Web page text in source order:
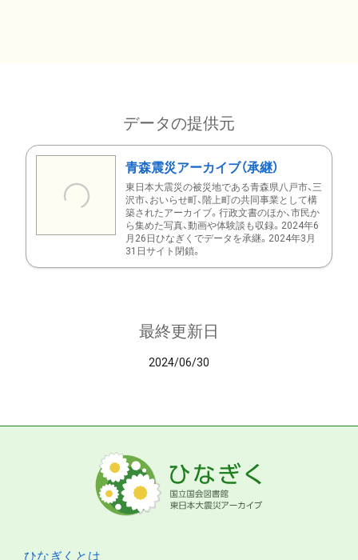
データの提供元
青森震災アーカイブ（承継）
東日本大震災の被災地である青森県八戸市、三
沢市、おいらせ町、階上町の共同事業として構
築されたアーカイブ。行政文書のほか、市民か
ら集めた写真、動画や体験談も収録。2024年6
月26日ひなぎくでデータを承継。2024年3月
31日サイト閉鎖。
最終更新日
2024/06/30
ひなぎくとは